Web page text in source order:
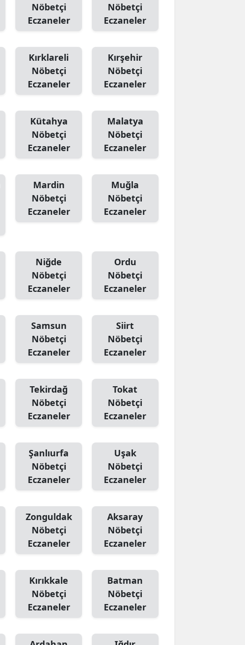
Nöbetçi
Eczaneler
Nöbetçi
Eczaneler
Kırklareli
Nöbetçi
Eczaneler
Kırşehir
Nöbetçi
Eczaneler
Kütahya
Nöbetçi
Eczaneler
Malatya
Nöbetçi
Eczaneler
Mardin
Nöbetçi
Eczaneler
Muğla
Nöbetçi
Eczaneler
Niğde
Nöbetçi
Eczaneler
Ordu
Nöbetçi
Eczaneler
Samsun
Nöbetçi
Eczaneler
Siirt
Nöbetçi
Eczaneler
Tekirdağ
Nöbetçi
Eczaneler
Tokat
Nöbetçi
Eczaneler
Şanlıurfa
Nöbetçi
Eczaneler
Uşak
Nöbetçi
Eczaneler
Zonguldak
Nöbetçi
Eczaneler
Aksaray
Nöbetçi
Eczaneler
Kırıkkale
Nöbetçi
Eczaneler
Batman
Nöbetçi
Eczaneler